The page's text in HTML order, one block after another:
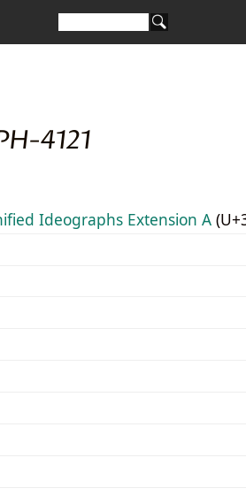
4121
Ideographs Extension A